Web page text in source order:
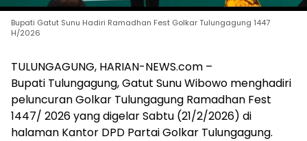
Bupati Gatut Sunu Hadiri Ramadhan Fest Golkar Tulungagung 1447
H/2026
TULUNGAGUNG, HARIAN-NEWS.com –
Bupati Tulungagung, Gatut Sunu Wibowo menghadiri
peluncuran Golkar Tulungagung Ramadhan Fest
1447/ 2026 yang digelar Sabtu (21/2/2026) di
halaman Kantor DPD Partai Golkar Tulungagung.